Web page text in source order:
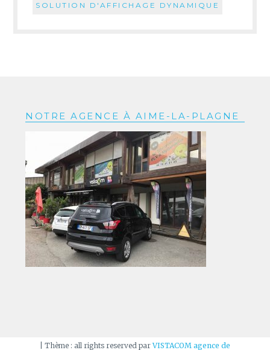
SOLUTION D'AFFICHAGE DYNAMIQUE
NOTRE AGENCE À AIME-LA-PLAGNE
Thème : all rights reserved parVISTACOM agence de